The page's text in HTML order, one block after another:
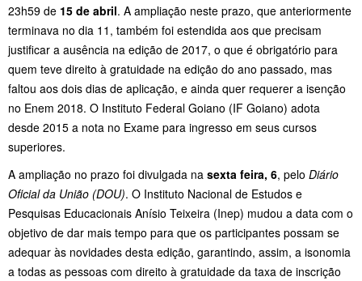
23h59 de 15 de abril. A ampliação neste prazo, que anteriormente
terminava no dia 11, também foi estendida aos que precisam
justificar a ausência na edição de 2017, o que é obrigatório para
quem teve direito à gratuidade na edição do ano passado, mas
faltou aos dois dias de aplicação, e ainda quer requerer a isenção
no Enem 2018. O Instituto Federal Goiano (IF Goiano) adota
desde 2015 a nota no Exame para ingresso em seus cursos
superiores.
A ampliação no prazo foi divulgada na sexta feira, 6, pelo Diário
Oficial da União (DOU). O Instituto Nacional de Estudos e
Pesquisas Educacionais Anísio Teixeira (Inep) mudou a data com o
objetivo de dar mais tempo para que os participantes possam se
adequar às novidades desta edição, garantindo, assim, a isonomia
a todas as pessoas com direito à gratuidade da taxa de inscrição